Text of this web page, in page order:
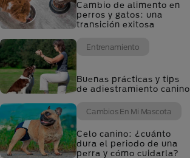
Cambio de alimento en
perros y gatos: una
transición exitosa
Entrenamiento
Buenas prácticas y tips
de adiestramiento canino
Cambios En Mi Mascota
Celo canino: ¿cuánto
dura el periodo de una
perra y cómo cuidarla?